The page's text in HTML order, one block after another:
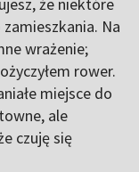
że niektóre
Na
wrażenie;
rower.
miejsce do
ale
czuję się